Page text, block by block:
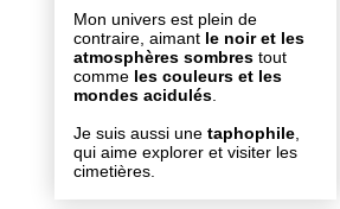
Mon univers est plein de
contraire, aimant le noir et les
atmosphères sombres tout
comme les couleurs et les
mondes acidulés
Je suis aussi une taphophile
qui aime explorer et visiter les
cimetières.